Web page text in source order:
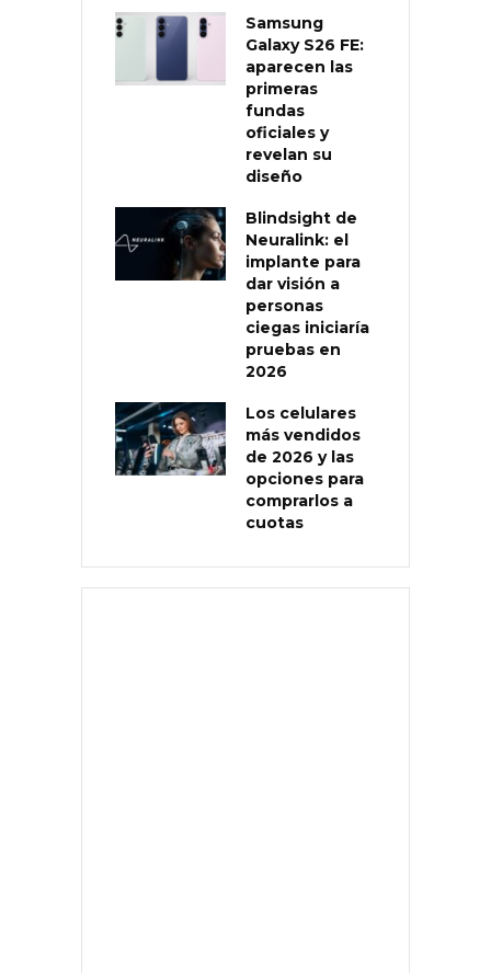
Samsung
Galaxy S26 FE:
aparecen las
primeras
fundas
oficiales y
revelan su
diseño
Blindsight de
Neuralink: el
implante para
dar visión a
personas
ciegas iniciaría
pruebas en
2026
Los celulares
más vendidos
de 2026 y las
opciones para
comprarlos a
cuotas